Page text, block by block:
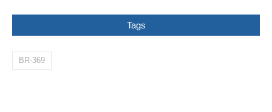
Tags
BR-369